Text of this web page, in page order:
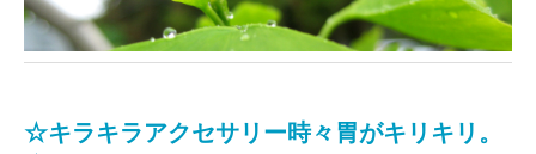
☆キラキラアクセサリー時々胃がキリキリ。